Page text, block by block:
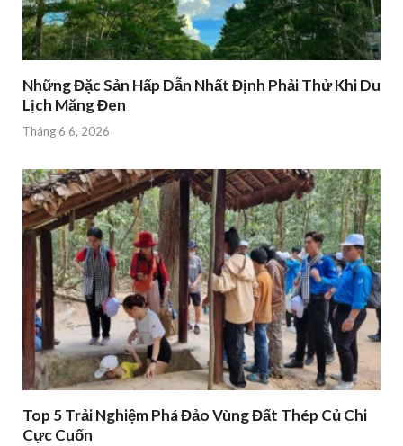
Những Đặc Sản Hấp Dẫn Nhất Định Phải Thử Khi Du
Lịch Măng Đen
Tháng 6 6, 2026
Top 5 Trải Nghiệm Phá Đảo Vùng Đất Thép Củ Chi
Cực Cuốn